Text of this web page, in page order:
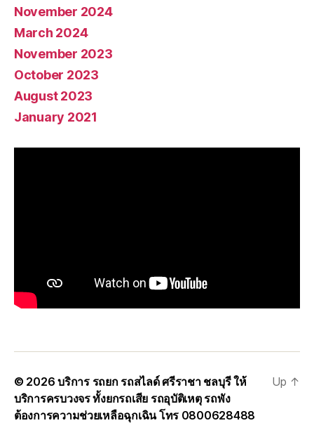
November 2024
March 2024
November 2023
October 2023
August 2023
January 2021
© 2026บริการ รถยก รถสไลด์ ศรีราชา ชลบุรี ให้
บริการครบวงจร ทั้งยกรถเสีย รถอุบัติเหตุ รถพัง
ต้องการความช่วยเหลือฉุกเฉิน โทร 0800628488
Up ↑